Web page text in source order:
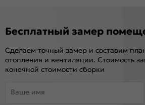
Бесплатный замер
Сделаем точный замер и составим
отопления и вентиляции. Стоимость
конечной стоимости сборки
Ваше имя